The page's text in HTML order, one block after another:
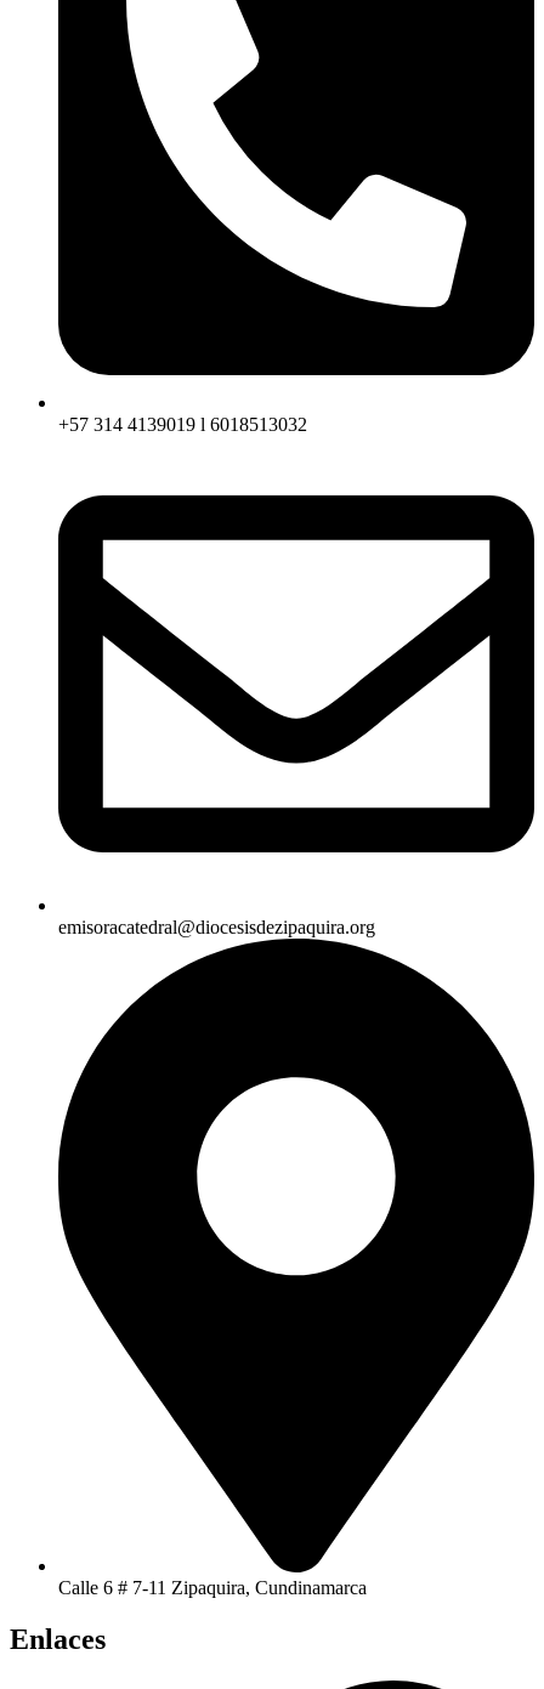
+57 314 4139019 l 6018513032
emisoracatedral@diocesisdezipaquira.org
Calle 6 # 7-11 Zipaquira, Cundinamarca
Enlaces